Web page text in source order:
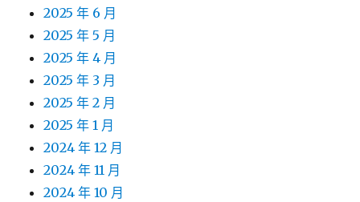
2025 年 6 月
2025 年 5 月
2025 年 4 月
2025 年 3 月
2025 年 2 月
2025 年 1 月
2024 年 12 月
2024 年 11 月
2024 年 10 月